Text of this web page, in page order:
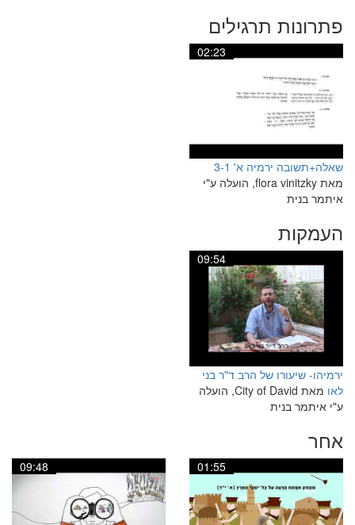
פתרונות תרגילים
02:23
שאלה+תשובה ירמיה א' 3-1
מאת flora vinitzky, הועלה ע"י
איתמר בנית
העמקות
09:54
ירמיהו- שיעורו של הרב ד"ר בני
לאו
מאת City of David, הועלה
ע"י איתמר בנית
אחר
01:55
09:48